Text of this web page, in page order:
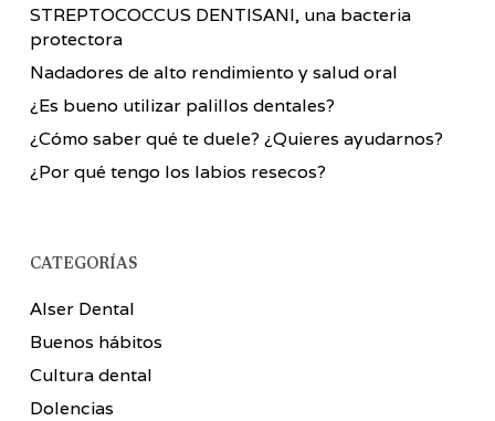
STREPTOCOCCUS DENTISANI, una bacteria
protectora
Nadadores de alto rendimiento y salud oral
¿Es bueno utilizar palillos dentales?
¿Cómo saber qué te duele? ¿Quieres ayudarnos?
¿Por qué tengo los labios resecos?
CATEGORÍAS
Alser Dental
Buenos hábitos
Cultura dental
Dolencias